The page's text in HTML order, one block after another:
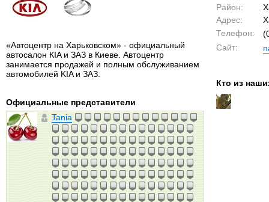
Район:
Адрес:
Телефон:
Сайт:
Кто из
«Автоцентр на Харьковском» - официальный
автосалон КIA и ЗАЗ в Киеве. Автоцентр
занимается продажей и полным обслуживанием
автомобилей KIA и ЗАЗ.
Официальные представители
Tania